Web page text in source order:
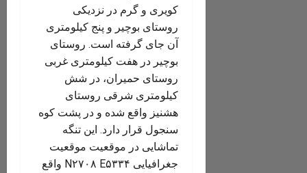
کویری و گرم در نزدیکی
روستای بوچیر و پنج کیلومتری
آن جای گرفته است. روستای
بوچير در هفت كيلومتری غربی
روستای حميران، در شش
كيلومتری شرقی روستای
هشنيز واقع شده و در پشت كوه
سنجول قرار دارد. این تنگه
تماشایی در موقعیت موقعیت
جغرافیایی N۲۷۰۸ E۵۳۳۴ واقع